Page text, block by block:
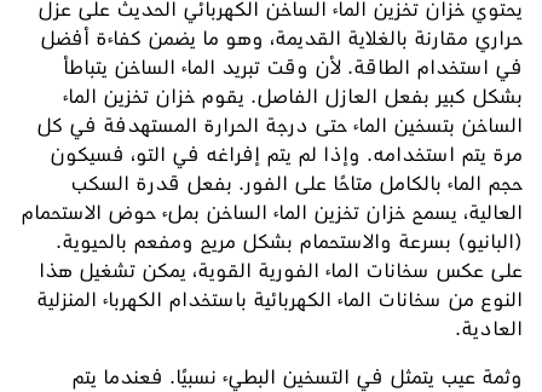
يحتوي خزان تخزين الماء الساخن الكهربائي الحديث على عزل
حراري مقارنة بالغلاية القديمة، وهو ما يضمن كفاءة أفضل
في استخدام الطاقة. لأن وقت تبريد الماء الساخن يتباطأ
بشكل كبير بفعل العازل الفاصل. يقوم خزان تخزين الماء
الساخن بتسخين الماء حتى درجة الحرارة المستهدفة في كل
مرة يتم استخدامه. وإذا لم يتم إفراغه في التو، فسيكون
حجم الماء بالكامل متاحًا على الفور. بفعل قدرة السكب
العالية، يسمح خزان تخزين الماء الساخن بملء حوض الاستحمام
(البانيو) بسرعة والاستحمام بشكل مريح ومفعم بالحيوية.
على عكس سخانات الماء الفورية القوية، يمكن تشغيل هذا
النوع من سخانات الماء الكهربائية باستخدام الكهرباء المنزلية
العادية.
وثمة عيب يتمثل في التسخين البطيء نسبيًا. فعندما يتم